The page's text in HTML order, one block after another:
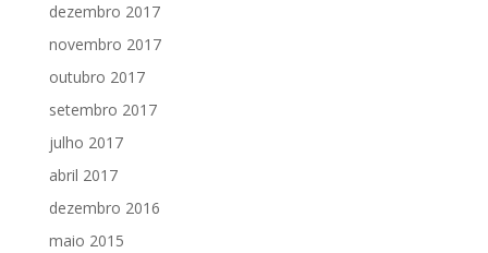
dezembro 2017
novembro 2017
outubro 2017
setembro 2017
julho 2017
abril 2017
dezembro 2016
maio 2015